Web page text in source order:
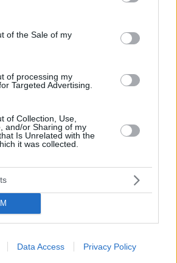
to Google and its third-party tags to
specified purposes in below Google
of the Sale of my
of processing my
Targeted Advertising.
of Collection, Use,
and/or Sharing of my
Is Unrelated with the
it was collected.
Data Access Privacy Policy
μεταξύ κορυφαίων
για τη μείωση του κόστους